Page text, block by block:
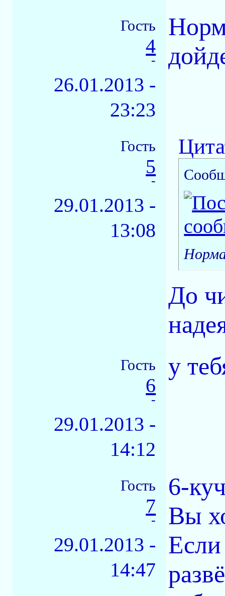
Гость
4
-
26.01.2013 -
23:23
Гость
5
-
29.01.2013 -
13:08
До
Гость
6
-
29.01.2013 -
14:12
у
Гость
7
-
29.01.2013 -
14:47
6-
Вы